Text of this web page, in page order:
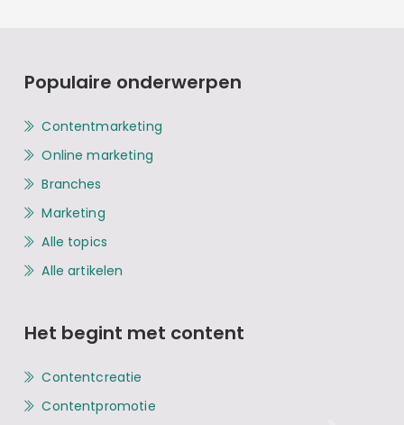
Populaire onderwerpen
Contentmarketing
Online marketing
Branches
Marketing
Alle topics
Alle artikelen
Het begint met content
Contentcreatie
Contentpromotie